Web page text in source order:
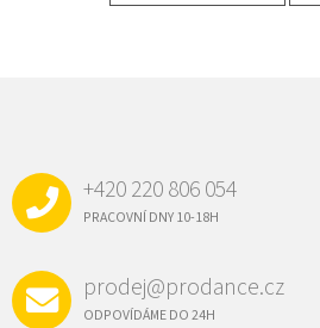
+420 220 806 054
PRACOVNÍ DNY 10-18H
prodej@prodance.cz
ODPOVÍDÁME DO 24H